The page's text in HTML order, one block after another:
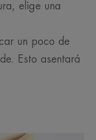
elige una
un poco de
Esto asentará